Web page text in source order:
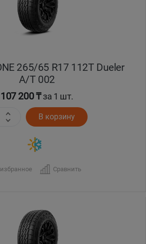
265/65 R17 112T Dueler
A/T 002
107 200 ₸за 1 шт.
В корзину
Сравнить